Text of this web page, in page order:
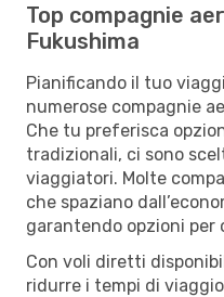
Top compagnie
Fukushima
Pianificando il tuo
numerose compagnie
Che tu preferisca
tradizionali, ci sono
viaggiatori. Molte
che spaziano
garantendo opzioni per
Con voli diretti
ridurre i tempi di